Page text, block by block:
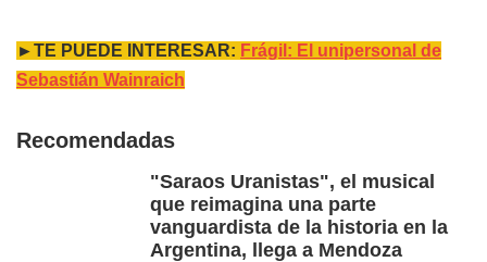
►TE PUEDE INTERESAR: Frágil: El unipersonal de
Sebastián Wainraich
Recomendadas
"Saraos Uranistas", el musical
que reimagina una parte
vanguardista de la historia en la
Argentina, llega a Mendoza